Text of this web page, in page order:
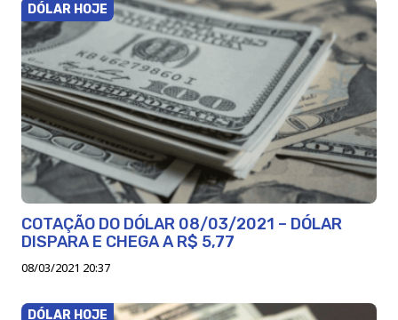
DÓLAR HOJE
COTAÇÃO DO DÓLAR 08/03/2021 – DÓLAR
DISPARA E CHEGA A R$ 5,77
08/03/2021 20:37
DÓLAR HOJE